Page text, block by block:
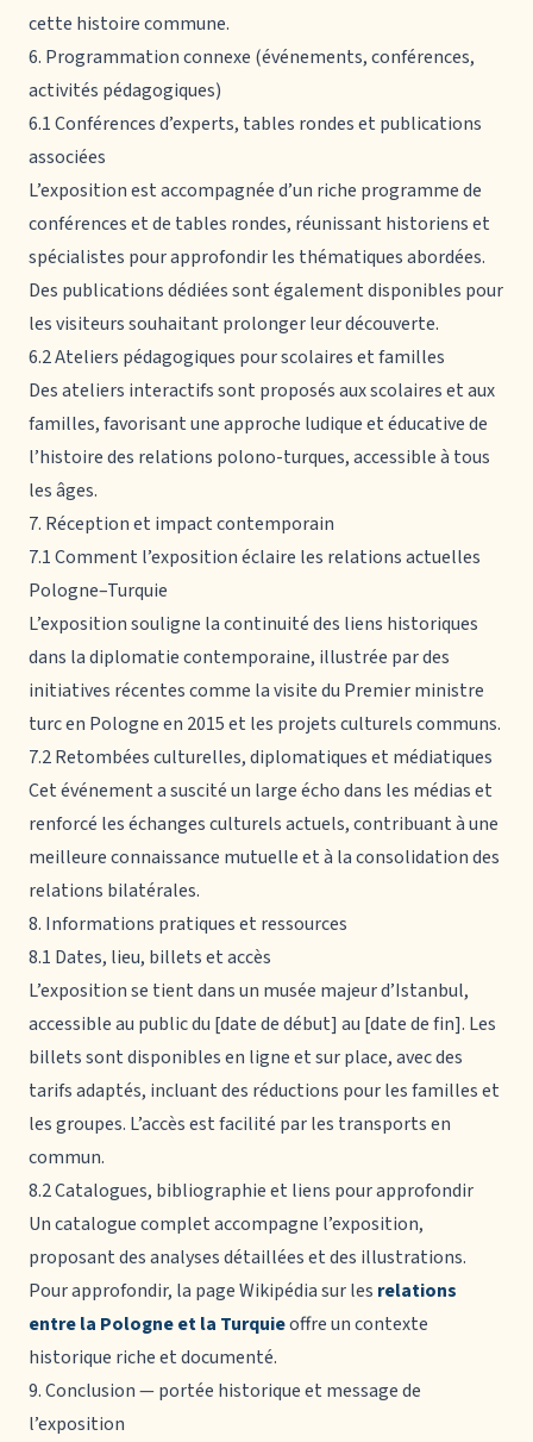
cette histoire commune.
6. Programmation connexe (événements, conférences,
activités pédagogiques)
6.1 Conférences d’experts, tables rondes et publications
associées
L’exposition est accompagnée d’un riche programme de
conférences et de tables rondes, réunissant historiens et
spécialistes pour approfondir les thématiques abordées.
Des publications dédiées sont également disponibles pour
les visiteurs souhaitant prolonger leur découverte.
6.2 Ateliers pédagogiques pour scolaires et familles
Des ateliers interactifs sont proposés aux scolaires et aux
familles, favorisant une approche ludique et éducative de
l’histoire des relations polono-turques, accessible à tous
les âges.
7. Réception et impact contemporain
7.1 Comment l’exposition éclaire les relations actuelles
Pologne–Turquie
L’exposition souligne la continuité des liens historiques
dans la diplomatie contemporaine, illustrée par des
initiatives récentes comme la visite du Premier ministre
turc en Pologne en 2015 et les projets culturels communs.
7.2 Retombées culturelles, diplomatiques et médiatiques
Cet événement a suscité un large écho dans les médias et
renforcé les échanges culturels actuels, contribuant à une
meilleure connaissance mutuelle et à la consolidation des
relations bilatérales.
8. Informations pratiques et ressources
8.1 Dates, lieu, billets et accès
L’exposition se tient dans un musée majeur d’Istanbul,
accessible au public du [date de début] au [date de fin]. Les
billets sont disponibles en ligne et sur place, avec des
tarifs adaptés, incluant des réductions pour les familles et
les groupes. L’accès est facilité par les transports en
commun.
8.2 Catalogues, bibliographie et liens pour approfondir
Un catalogue complet accompagne l’exposition,
proposant des analyses détaillées et des illustrations.
Pour approfondir, la page Wikipédia sur les relations
entre la Pologne et la Turquieoffre un contexte
historique riche et documenté.
9. Conclusion — portée historique et message de
l’exposition